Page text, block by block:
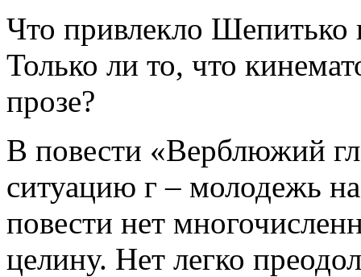
Что привлекло Шепитько
Только ли то, что
прозе?
В повести «Верблюжий
ситуацию г – молодежь
повести нет
целину. Нет легко